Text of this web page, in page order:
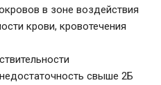
в зоне воздействия
крови, кровотечения
свыше 2Б